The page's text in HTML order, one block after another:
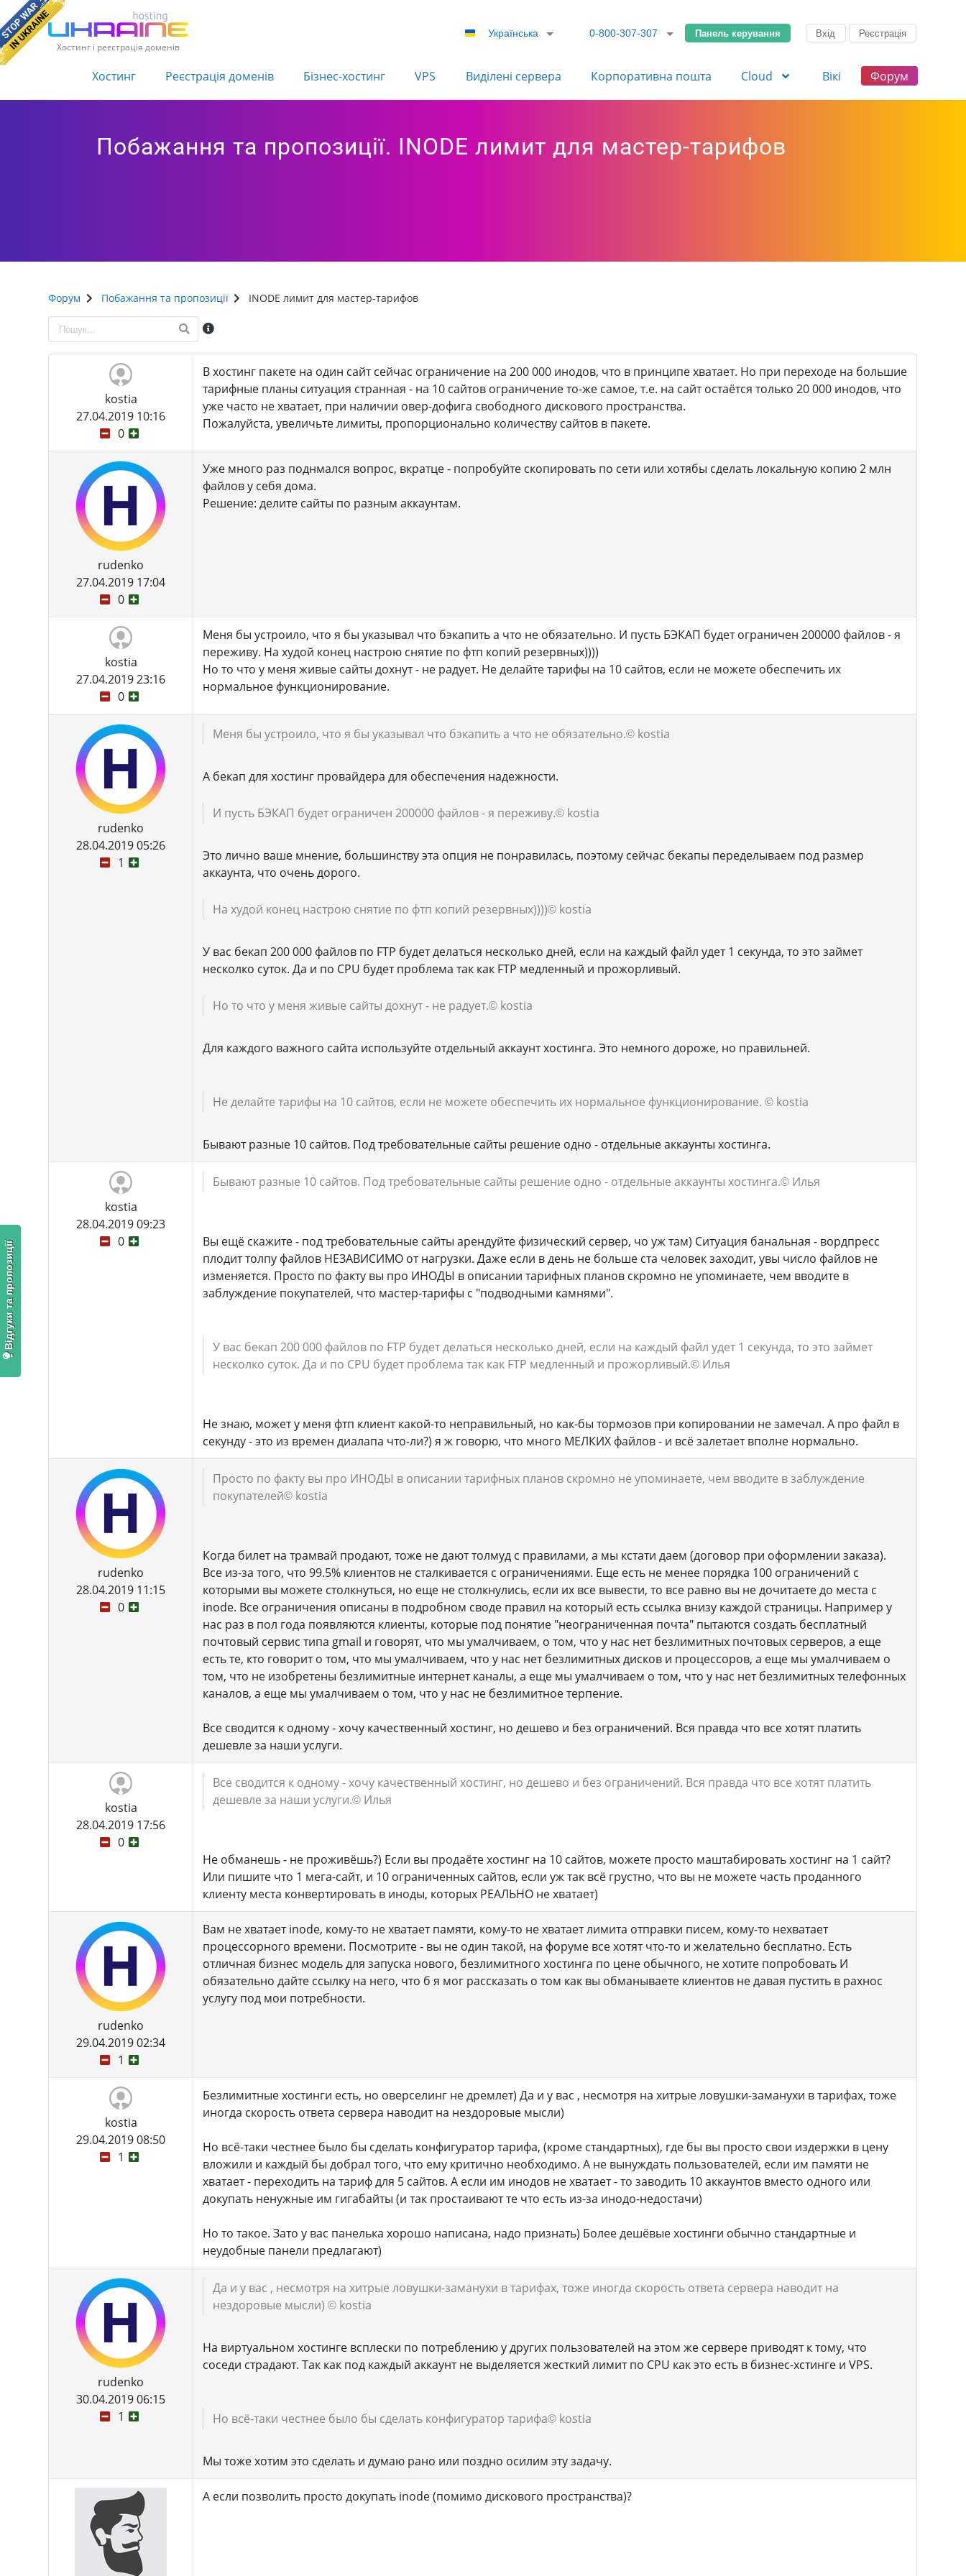
Хостинг і реєстрація доменів
Українська 0-800-307-307 Панель керування Вхід Реєстрація
Хостинг Реєстрація доменів Бізнес-хостинг VPS Виділені сервера Корпоративна пошта Cloud Вікі Форум
Побажання та пропозиції. INODE лимит для мастер-тарифов
Форум Побажання та пропозиції INODE лимит для мастер-тарифов
kostia
27.04.2019 10:16
0
В хостинг пакете на один сайт сейчас ограничение на 200 000 инодов, что в принципе хватает. Но при переходе на большие
тарифные планы ситуация странная - на 10 сайтов ограничение то-же самое, т.е. на сайт остаётся только 20 000 инодов, что
уже часто не хватает, при наличии овер-дофига свободного дискового пространства.
Пожалуйста, увеличьте лимиты, пропорционально количеству сайтов в пакете.
rudenko
27.04.2019 17:04
0
Уже много раз поднмался вопрос, вкратце - попробуйте скопировать по сети или хотябы сделать локальную копию 2 млн
файлов у себя дома.
Решение: делите сайты по разным аккаунтам.
kostia
27.04.2019 23:16
0
Меня бы устроило, что я бы указывал что бэкапить а что не обязательно. И пусть БЭКАП будет ограничен 200000 файлов - я
переживу. На худой конец настрою снятие по фтп копий резервных))))
Но то что у меня живые сайты дохнут - не радует. Не делайте тарифы на 10 сайтов, если не можете обеспечить их
нормальное функционирование.
rudenko
28.04.2019 05:26
1
Меня бы устроило, что я бы указывал что бэкапить а что не обязательно.© kostia
А бекап для хостинг провайдера для обеспечения надежности.
И пусть БЭКАП будет ограничен 200000 файлов - я переживу.© kostia
Это лично ваше мнение, большинству эта опция не понравилась, поэтому сейчас бекапы переделываем под размер
аккаунта, что очень дорого.
На худой конец настрою снятие по фтп копий резервных))))© kostia
У вас бекап 200 000 файлов по FTP будет делаться несколько дней, если на каждый файл удет 1 секунда, то это займет
несколко суток. Да и по CPU будет проблема так как FTP медленный и прожорливый.
Но то что у меня живые сайты дохнут - не радует.© kostia
Для каждого важного сайта используйте отдельный аккаунт хостинга. Это немного дороже, но правильней.
Не делайте тарифы на 10 сайтов, если не можете обеспечить их нормальное функционирование. © kostia
Бывают разные 10 сайтов. Под требовательные сайты решение одно - отдельные аккаунты хостинга.
kostia
28.04.2019 09:23
0
Бывают разные 10 сайтов. Под требовательные сайты решение одно - отдельные аккаунты хостинга.© Илья
Вы ещё скажите - под требовательные сайты арендуйте физический сервер, чо уж там) Ситуация банальная - вордпресс
плодит толпу файлов НЕЗАВИСИМО от нагрузки. Даже если в день не больше ста человек заходит, увы число файлов не
изменяется. Просто по факту вы про ИНОДЫ в описании тарифных планов скромно не упоминаете, чем вводите в
заблуждение покупателей, что мастер-тарифы с "подводными камнями".
У вас бекап 200 000 файлов по FTP будет делаться несколько дней, если на каждый файл удет 1 секунда, то это займет
несколко суток. Да и по CPU будет проблема так как FTP медленный и прожорливый.© Илья
Не знаю, может у меня фтп клиент какой-то неправильный, но как-бы тормозов при копировании не замечал. А про файл в
секунду - это из времен диалапа что-ли?) я ж говорю, что много МЕЛКИХ файлов - и всё залетает вполне нормально.
rudenko
28.04.2019 11:15
0
Просто по факту вы про ИНОДЫ в описании тарифных планов скромно не упоминаете, чем вводите в заблуждение
покупателей© kostia
Когда билет на трамвай продают, тоже не дают толмуд с правилами, а мы кстати даем (договор при оформлении заказа).
Все из-за того, что 99.5% клиентов не сталкивается с ограничениями. Еще есть не менее порядка 100 ограничений с
которыми вы можете столкнуться, но еще не столкнулись, если их все вывести, то все равно вы не дочитаете до места с
inode. Все ограничения описаны в подробном своде правил на который есть ссылка внизу каждой страницы. Например у
нас раз в пол года появляются клиенты, которые под понятие "неограниченная почта" пытаются создать бесплатный
почтовый сервис типа gmail и говорят, что мы умалчиваем, о том, что у нас нет безлимитных почтовых серверов, а еще
есть те, кто говорит о том, что мы умалчиваем, что у нас нет безлимитных дисков и процессоров, а еще мы умалчиваем о
том, что не изобретены безлимитные интернет каналы, а еще мы умалчиваем о том, что у нас нет безлимитных телефонных
каналов, а еще мы умалчиваем о том, что у нас не безлимитное терпение.
Все сводится к одному - хочу качественный хостинг, но дешево и без ограничений. Вся правда что все хотят платить
дешевле за наши услуги.
kostia
28.04.2019 17:56
0
Все сводится к одному - хочу качественный хостинг, но дешево и без ограничений. Вся правда что все хотят платить
дешевле за наши услуги.© Илья
Не обманешь - не проживёшь?) Если вы продаёте хостинг на 10 сайтов, можете просто маштабировать хостинг на 1 сайт?
Или пишите что 1 мега-сайт, и 10 ограниченных сайтов, если уж так всё грустно, что вы не можете часть проданного
клиенту места конвертировать в иноды, которых РЕАЛЬНО не хватает)
rudenko
29.04.2019 02:34
1
Вам не хватает inode, кому-то не хватает памяти, кому-то не хватает лимита отправки писем, кому-то нехватает
процессорного времени. Посмотрите - вы не один такой, на форуме все хотят что-то и желательно бесплатно. Есть
отличная бизнес модель для запуска нового, безлимитного хостинга по цене обычного, не хотите попробовать И
обязательно дайте ссылку на него, что б я мог рассказать о том как вы обманываете клиентов не давая пустить в рахнос
услугу под мои потребности.
kostia
29.04.2019 08:50
1
Безлимитные хостинги есть, но оверселинг не дремлет) Да и у вас , несмотря на хитрые ловушки-заманухи в тарифах, тоже
иногда скорость ответа сервера наводит на нездоровые мысли)
Но всё-таки честнее было бы сделать конфигуратор тарифа, (кроме стандартных), где бы вы просто свои издержки в цену
вложили и каждый бы добрал того, что ему критично необходимо. А не вынуждать пользователей, если им памяти не
хватает - переходить на тариф для 5 сайтов. А если им инодов не хватает - то заводить 10 аккаунтов вместо одного или
докупать ненужные им гигабайты (и так простаивают те что есть из-за инодо-недостачи)
Но то такое. Зато у вас панелька хорошо написана, надо признать) Более дешёвые хостинги обычно стандартные и
неудобные панели предлагают)
rudenko
30.04.2019 06:15
1
Да и у вас , несмотря на хитрые ловушки-заманухи в тарифах, тоже иногда скорость ответа сервера наводит на
нездоровые мысли) © kostia
На виртуальном хостинге всплески по потреблению у других пользователей на этом же сервере приводят к тому, что
соседи страдают. Так как под каждый аккаунт не выделяется жесткий лимит по CPU как это есть в бизнес-хстинге и VPS.
Но всё-таки честнее было бы сделать конфигуратор тарифа© kostia
Мы тоже хотим это сделать и думаю рано или поздно осилим эту задачу.
А если позволить просто докупать inode (помимо дискового пространства)?
Відгуки та пропозиції